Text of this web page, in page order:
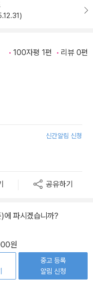
100자평 1편 리뷰 0편
신간알림 신청
공유하기
에 파시겠습니까?
원
중고 등록
알림 신청